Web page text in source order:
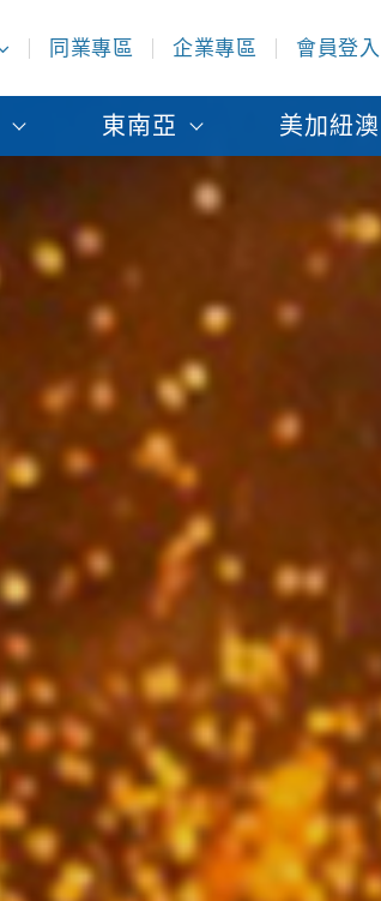
同業專區 企業專區 會員登入
東南亞 美加紐澳